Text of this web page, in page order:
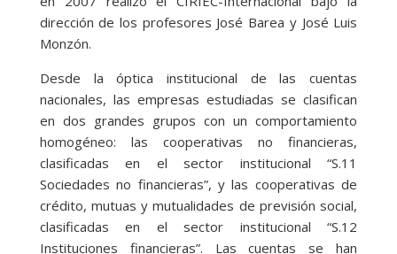
dirección de los profesores José Barea y José Luis
Monzón.
Desde la óptica institucional de las cuentas
nacionales, las empresas estudiadas se clasifican
en dos grandes grupos con un comportamiento
homogéneo: las cooperativas no financieras,
clasificadas en el sector institucional “S.11
Sociedades no financieras”, y las cooperativas de
crédito, mutuas y mutualidades de previsión social,
clasificadas en el sector institucional “S.12
Instituciones financieras”. Las cuentas se han